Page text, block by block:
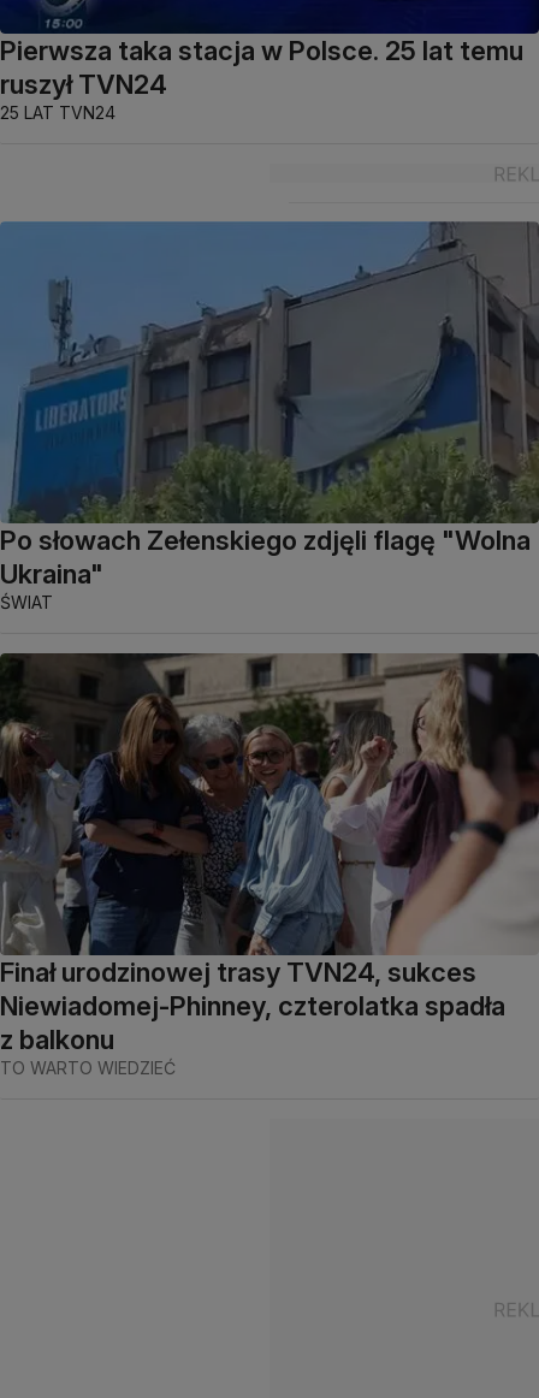
Pierwsza taka stacja w Polsce. 25 lat temu
ruszył TVN24
25 LAT TVN24
Po słowach Zełenskiego zdjęli flagę "Wolna
Ukraina"
ŚWIAT
Finał urodzinowej trasy TVN24, sukces
Niewiadomej-Phinney, czterolatka spadła
z balkonu
TO WARTO WIEDZIEĆ